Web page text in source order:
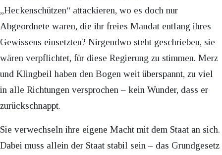
„Heckenschützen“ attackieren, wo es doch nur
Abgeordnete waren, die ihr freies Mandat entlang ihres
Gewissens einsetzten? Nirgendwo steht geschrieben, sie
wären verpflichtet, für diese Regierung zu stimmen. Merz
und Klingbeil haben den Bogen weit überspannt, zu viel
in alle Richtungen versprochen – kein Wunder, dass er
zurückschnappt.
Sie verwechseln ihre eigene Macht mit dem Staat an sich.
Dabei muss allein der Staat stabil sein – das Grundgesetz